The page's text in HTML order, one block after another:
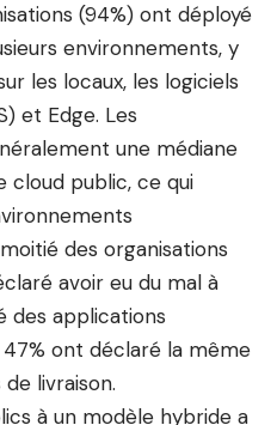
(94%) ont déployé
environnements, y
les locaux, les logiciels
et Edge. Les
une médiane
cloud public, ce qui
des organisations
avoir eu du mal à
des applications
ont déclaré la même
livraison.
à un modèle hybride a